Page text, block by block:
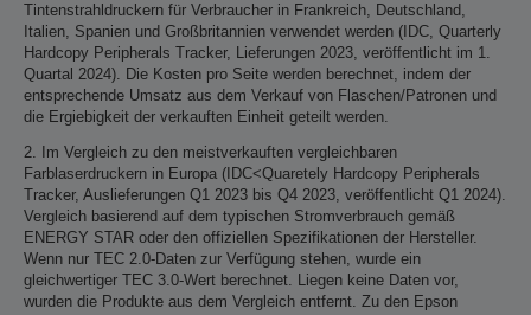
Tintenstrahldruckern für Verbraucher in Frankreich, Deutschland,
Italien, Spanien und Großbritannien verwendet werden (IDC, Quarterly
Hardcopy Peripherals Tracker, Lieferungen 2023, veröffentlicht im 1.
Quartal 2024). Die Kosten pro Seite werden berechnet, indem der
entsprechende Umsatz aus dem Verkauf von Flaschen/Patronen und
die Ergiebigkeit der verkauften Einheit geteilt werden.
2. Im Vergleich zu den meistverkauften vergleichbaren
Farblaserdruckern in Europa (IDC<Quaretely Hardcopy Peripherals
Tracker, Auslieferungen Q1 2023 bis Q4 2023, veröffentlicht Q1 2024).
Vergleich basierend auf dem typischen Stromverbrauch gemäß
ENERGY STAR oder den offiziellen Spezifikationen der Hersteller.
Wenn nur TEC 2.0-Daten zur Verfügung stehen, wurde ein
gleichwertiger TEC 3.0-Wert berechnet. Liegen keine Daten vor,
wurden die Produkte aus dem Vergleich entfernt. Zu den Epson